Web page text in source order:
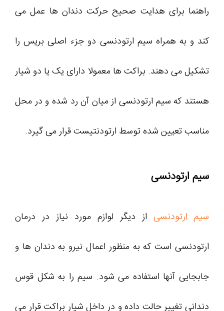
راهنما برای هدایت صحیح حرکت دندان ها عمل می
کند و به همراه سیم ارتودنسی دو جزء اصلی بریس را
تشکیل می دهند. براکت ها معمولا دارای یک یا دو شیار
هستند که سیم ارتودنسی از میان آن رد شده و در محل
مناسب تعیین شده توسط ارتودنتیست قرار می گیرد.
سیم ارتودنسی
سیم ارتودنسی از دیگر لوازم مورد نیاز در درمان
ارتودنسی است که به منظور اعمال نیرو به دندان ها و
جابجایی آنها استفاده می شود. سیم را به شکل قوس
دندانی تغییر حالت داده و در داخل شیار براکت قرار می